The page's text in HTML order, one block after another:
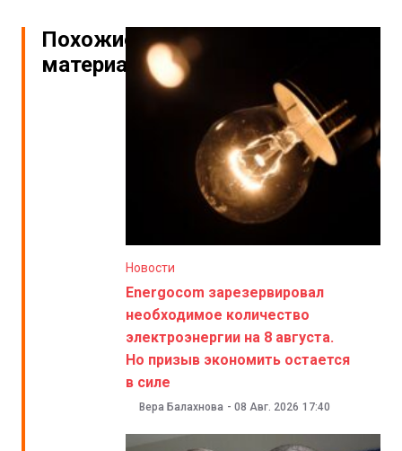
Похожие
материалы
Новости
Energocom зарезервировал
необходимое количество
электроэнергии на 8 августа.
Но призыв экономить остается
в силе
Вера Балахнова - 08 Авг. 2026 17:40